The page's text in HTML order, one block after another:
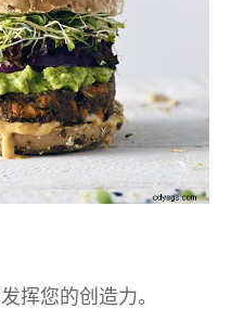
挥您的创造力。